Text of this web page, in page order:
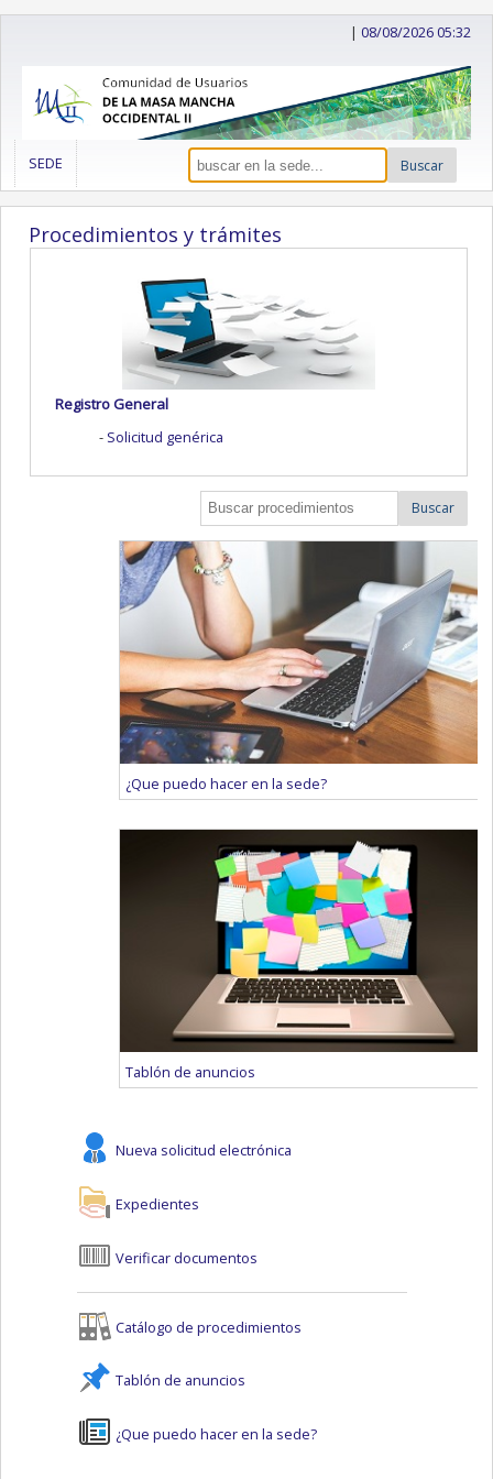
|08/08/2026 05:32
SEDE Buscar
Procedimientos y trámites
Registro General
Solicitud genérica
Buscar
¿Que puedo hacer en la sede?
Tablón de anuncios
Nueva solicitud electrónica
Expedientes
Verificar documentos
Catálogo de procedimientos
Tablón de anuncios
¿Que puedo hacer en la sede?